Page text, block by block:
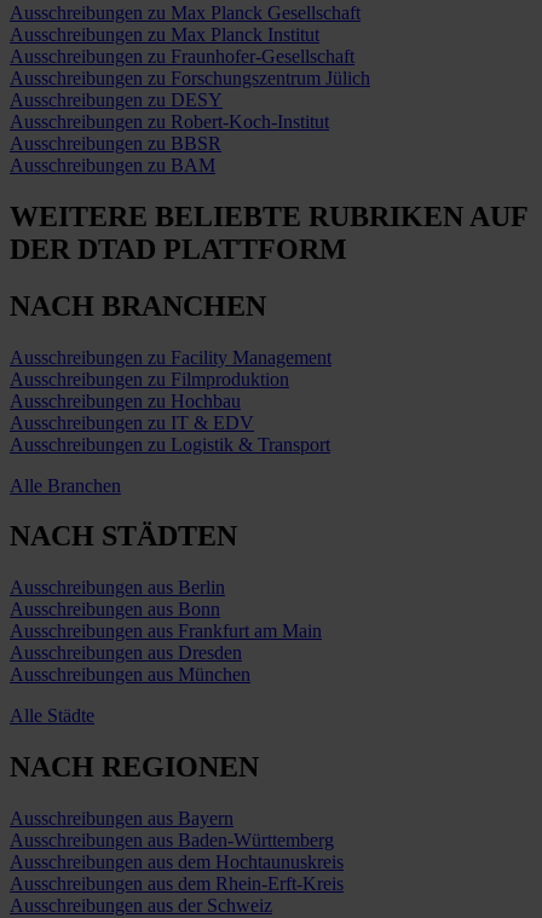
Ausschreibungen zu Max Planck Gesellschaft
Ausschreibungen zu Max Planck Institut
Ausschreibungen zu Fraunhofer-Gesellschaft
Ausschreibungen zu Forschungszentrum Jülich
Ausschreibungen zu DESY
Ausschreibungen zu Robert-Koch-Institut
Ausschreibungen zu BBSR
Ausschreibungen zu BAM
WEITERE BELIEBTE RUBRIKEN AUF
DER DTAD PLATTFORM
NACH BRANCHEN
Ausschreibungen zu Facility Management
Ausschreibungen zu Filmproduktion
Ausschreibungen zu Hochbau
Ausschreibungen zu IT & EDV
Ausschreibungen zu Logistik & Transport
Alle Branchen
NACH STÄDTEN
Ausschreibungen aus Berlin
Ausschreibungen aus Bonn
Ausschreibungen aus Frankfurt am Main
Ausschreibungen aus Dresden
Ausschreibungen aus München
Alle Städte
NACH REGIONEN
Ausschreibungen aus Bayern
Ausschreibungen aus Baden-Württemberg
Ausschreibungen aus dem Hochtaunuskreis
Ausschreibungen aus dem Rhein-Erft-Kreis
Ausschreibungen aus der Schweiz